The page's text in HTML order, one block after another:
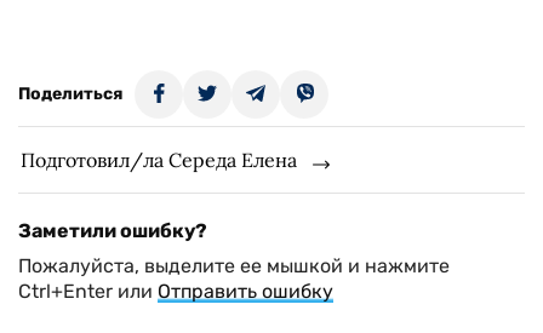
Поделиться
Подготовил/ла Середа Елена
Заметили ошибку?
Пожалуйста, выделите ее мышкой и нажмите
Ctrl+Enter или Отправить ошибку